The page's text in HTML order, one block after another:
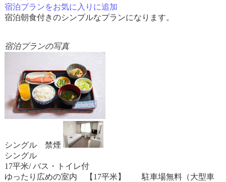
宿泊プランをお気に入りに追加
宿泊朝食付きのシンプルなプランになります。
宿泊プランの写真
シングル 禁煙
シングル
17平米/ バス・トイレ付
ゆったり広めの室内 【17平米】 駐車場無料（大型車